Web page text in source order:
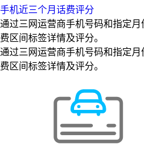
手机近三个月话费评分
通过三网运营商手机号码和指定
费区间标签详情及评分。
通过三网运营商手机号码和指定
费区间标签详情及评分。